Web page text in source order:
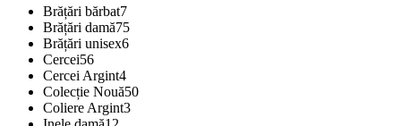
Brățări bărbat7
Brățări damă75
Brățări unisex6
Cercei56
Cercei Argint4
Colecție Nouă50
Coliere Argint3